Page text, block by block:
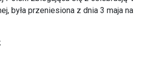
była przeniesiona z dnia 3 maja na